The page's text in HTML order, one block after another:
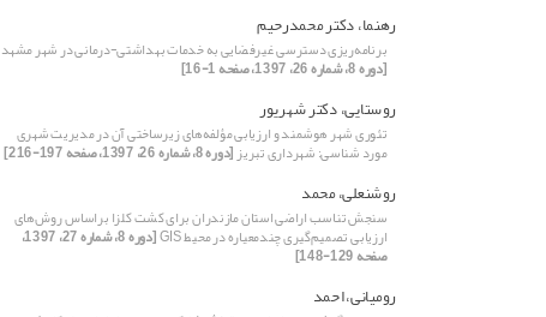
رهنما، دکتر محمدرحیم
برنامه‌ریزی دسترسی غیرفضایی به خدمات بهداشتی-درمانی در شهر مشهد
[دوره 8، شماره 26، 1397، صفحه 1-16]
روستایی، دکتر شهریور
تئوری شهر هوشمند و ارزیابی مؤلفه‌های زیرساختی آن در مدیریت شهری
مورد شناسی: شهرداری تبریز[دوره 8، شماره 26، 1397، صفحه 197-216]
روشنعلی، محمد
سنجش تناسب اراضی استان مازندران برای کشت کلزا براساس روش‌‌های
ارزیابی تصمیم‌‌گیری چندمعیاره در محیط GIS [دوره 8، شماره 27، 1397،
صفحه 129-148]
رومیانی، احمد